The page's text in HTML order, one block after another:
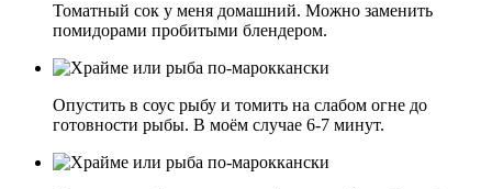
Томатный сок у меня домашний. Можно заменить
помидорами пробитыми блендером.
Опустить в соус рыбу и томить на слабом огне до
готовности рыбы. В моём случае 6-7 минут.